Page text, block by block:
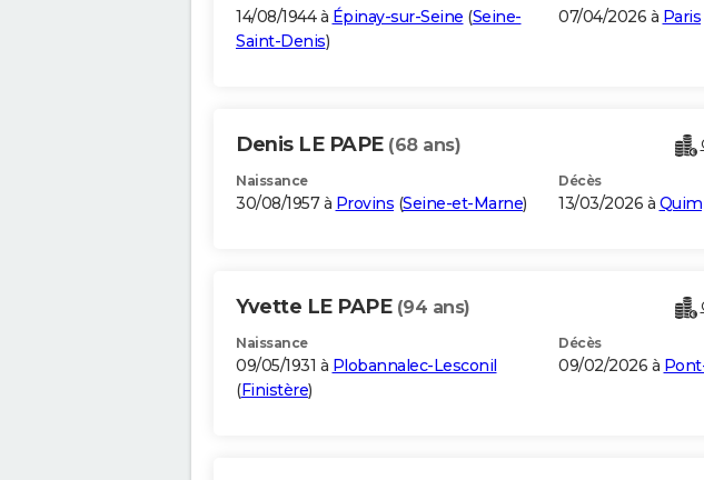
14/08/1944 à Épinay-sur-Seine (Seine-
Saint-Denis)
07/04/2026 à Paris
Denis LE PAPE (68 ans)
Naissance
30/08/1957 à Provins (Seine-et-Marne)
Décès
13/03/2026 à
Yvette LE PAPE (94 ans)
Naissance
09/05/1931 à Plobannalec-Lesconil
(Finistère)
Décès
09/02/2026 à